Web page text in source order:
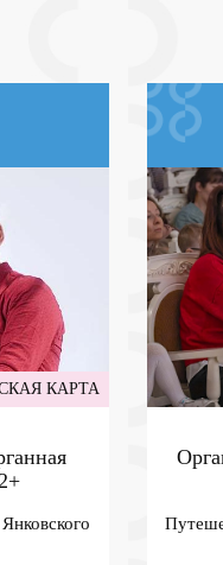
КАРТА